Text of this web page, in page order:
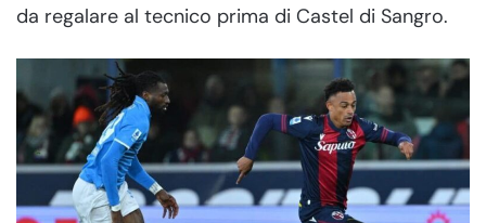
da regalare al tecnico prima di Castel di Sangro.